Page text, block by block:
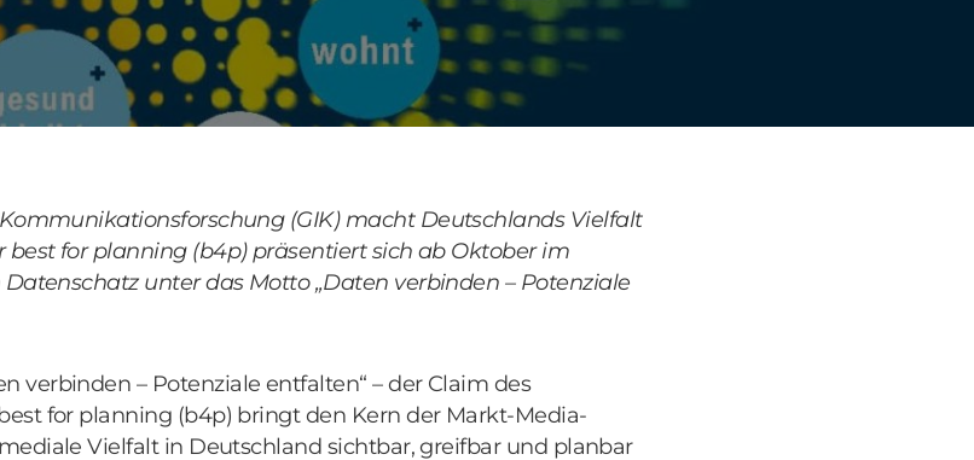
(GIK) macht Deutschlands Vielfalt
best for planning (b4p) präsentiert sich ab Oktober im
unter das Motto „Daten verbinden – Potenziale
verbinden – Potenziale entfalten“ – der Claim des
for planning (b4p) bringt den Kern der Markt-Media-
Vielfalt in Deutschland sichtbar, greifbar und planbar